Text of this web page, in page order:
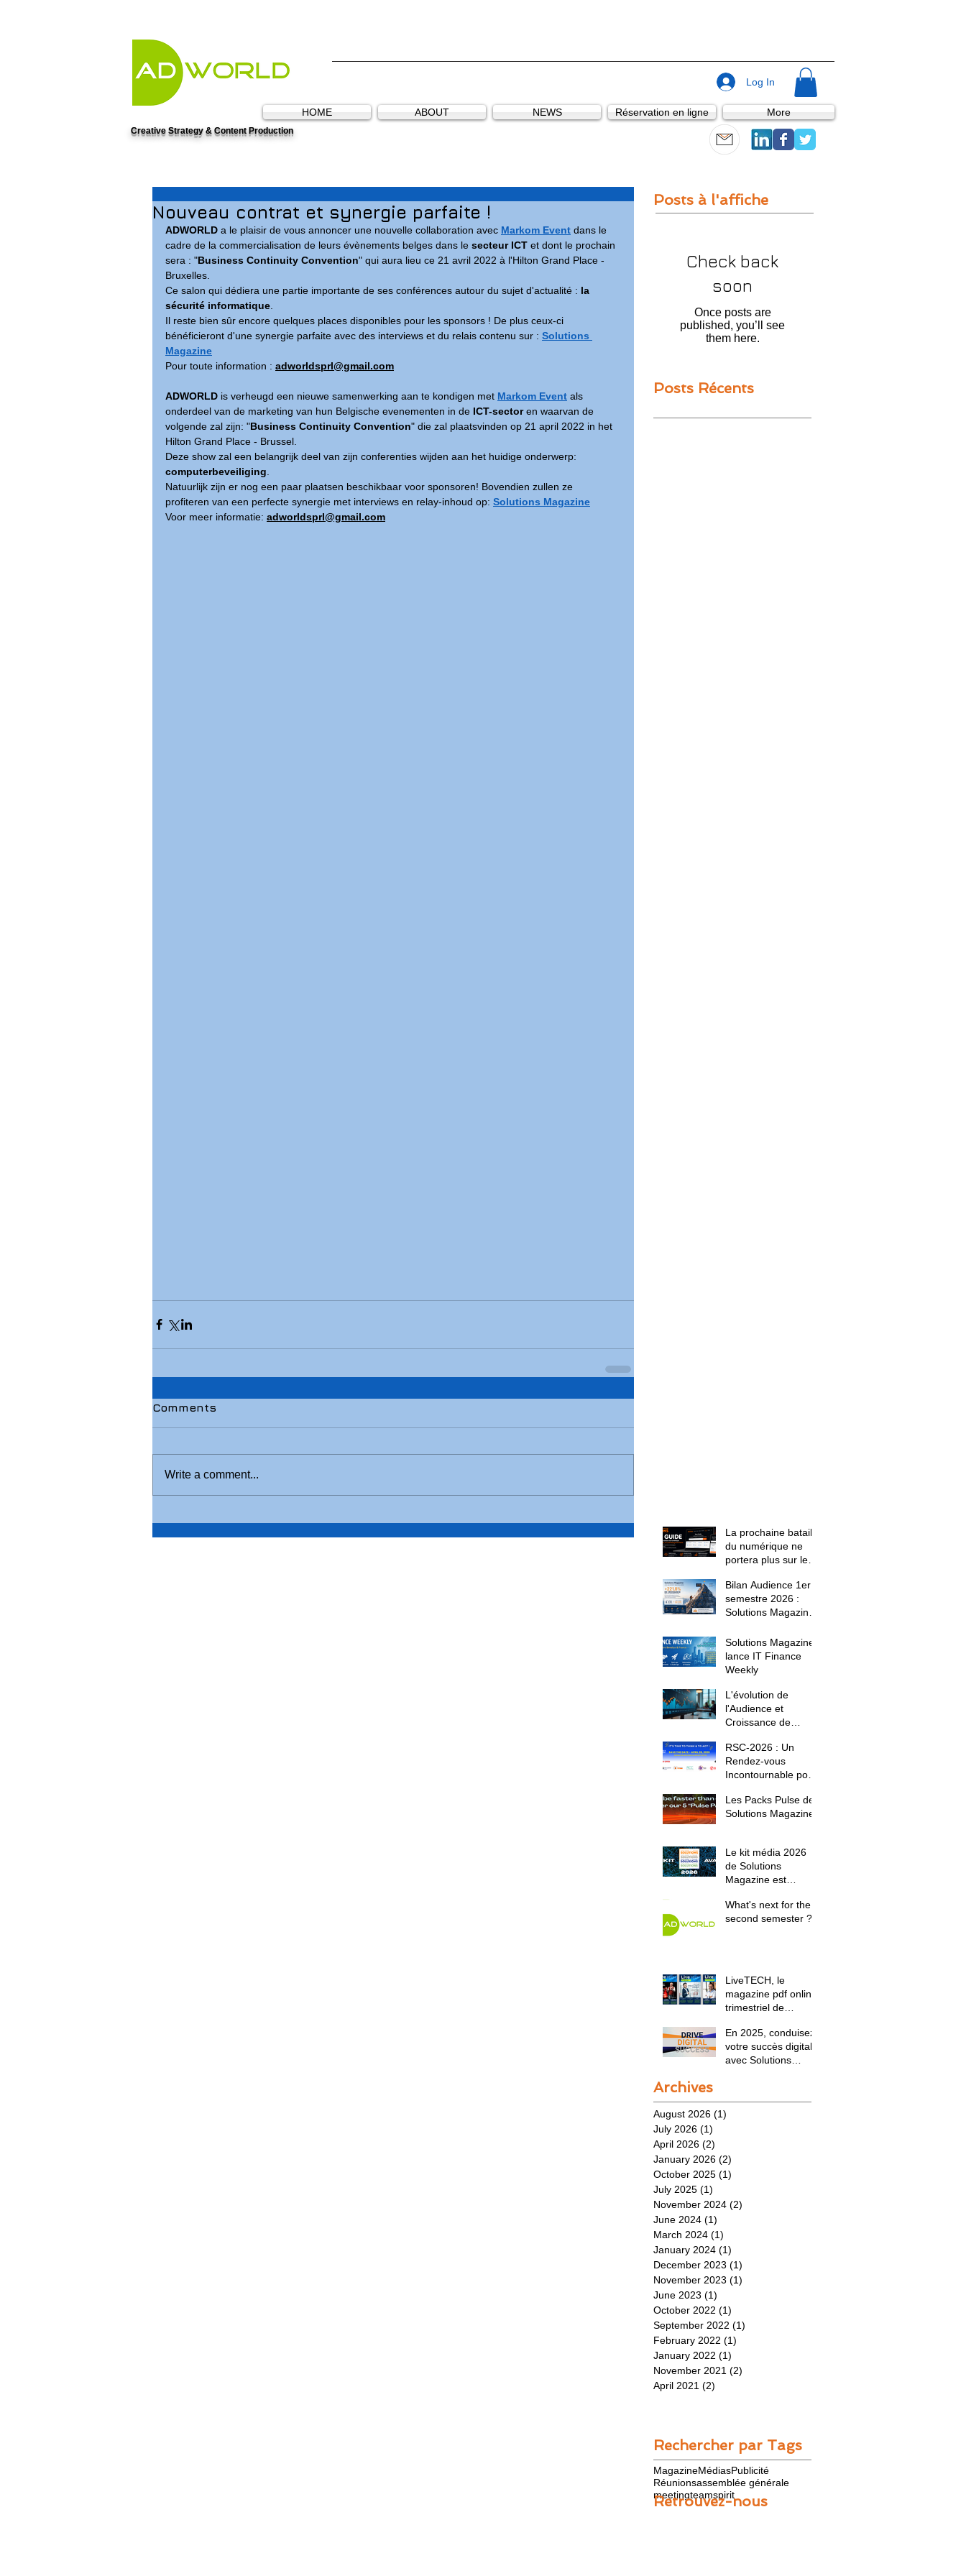
Log In
Creative Strategy & Content Production
HOME ABOUT NEWS Réservation en ligne More
Nouveau contrat et synergie parfaite !
ADWORLD a le plaisir de vous annoncer une nouvelle collaboration avec Markom Event dans le
cadre de la commercialisation de leurs évènements belges dans le secteur ICT et dont le prochain
sera : "Business Continuity Convention" qui aura lieu ce 21 avril 2022 à l'Hilton Grand Place -
Bruxelles.
Ce salon qui dédiera une partie importante de ses conférences autour du sujet d'actualité : la
sécurité informatique
Il reste bien sûr encore quelques places disponibles pour les sponsors ! De plus ceux-ci
bénéficieront d'une synergie parfaite avec des interviews et du relais contenu sur : Solutions
Magazine
Pour toute information : adworldsprl@gmail.com
ADWORLD is verheugd een nieuwe samenwerking aan te kondigen met Markom Event als
onderdeel van de marketing van hun Belgische evenementen in de ICT-sector en waarvan de
volgende zal zijn: "Business Continuity Convention" die zal plaatsvinden op 21 april 2022 in het
Hilton Grand Place - Brussel.
Deze show zal een belangrijk deel van zijn conferenties wijden aan het huidige onderwerp:
computerbeveiliging
Natuurlijk zijn er nog een paar plaatsen beschikbaar voor sponsoren! Bovendien zullen ze
profiteren van een perfecte synergie met interviews en relay-inhoud op: Solutions Magazine
Voor meer informatie: adworldsprl@gmail.com
Comments
Write a comment...
Posts à l'affiche
Check back
soon
Once posts are
published, you’ll see
them here.
Posts Récents
La prochaine bataille
du numérique ne
portera plus sur le
portera sur la
confiance.
Bilan Audience 1er
semestre 2026 :
Solutions Magazine
en puissance
Solutions Magazine
lance IT Finance
Weekly
L'évolution de
l'Audience et
Croissance de
au Premier
Trimestre 2026
RSC-2026 : Un
Rendez-vous
Incontournable pour
Les Packs Pulse de
Solutions Magazine
Le kit média 2026
de Solutions
Magazine est
What's next for the
second semester ?
LiveTECH, le
magazine pdf online
trimestriel de
présente l'agenda
2025 :
En 2025, conduisez
votre succès digital
avec Solutions
succes met
Solutions Magazine
Archives
August 2026 (1)
July 2026 (1)
April 2026 (2)
January 2026 (2)
October 2025 (1)
July 2025 (1)
November 2024 (2)
June 2024 (1)
March 2024 (1)
January 2024 (1)
December 2023 (1)
November 2023 (1)
June 2023 (1)
October 2022 (1)
September 2022 (1)
February 2022 (1)
January 2022 (1)
November 2021 (2)
April 2021 (2)
Rechercher par Tags
MagazineMédiasPublicité
Réunionsassemblée générale
meetingteamspirit
Retrouvez-nous